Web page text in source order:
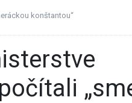
konštantou“